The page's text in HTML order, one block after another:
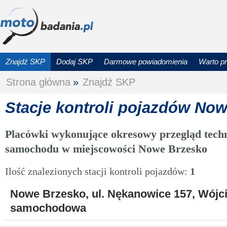
Znajdź SKP Dodaj SKP Darmowe powiadomienia Warto
Strona główna » Znajdź SKP
Stacje kontroli pojazdów
Placówki wykonujące okresowy przegląd
samochodu w miejscowości Nowe Brzesko
Ilość znalezionych stacji kontroli pojazdów: 1
Nowe Brzesko, ul. Nękanowice 157,
samochodowa